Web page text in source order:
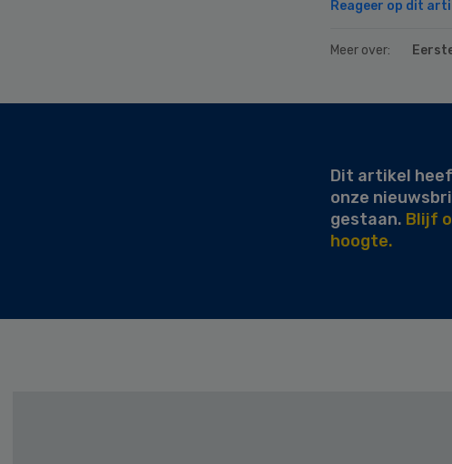
Reageer op dit
Meer over:
Secondary
Dit artikel
onze
gestaan. Blijf
hoogte.